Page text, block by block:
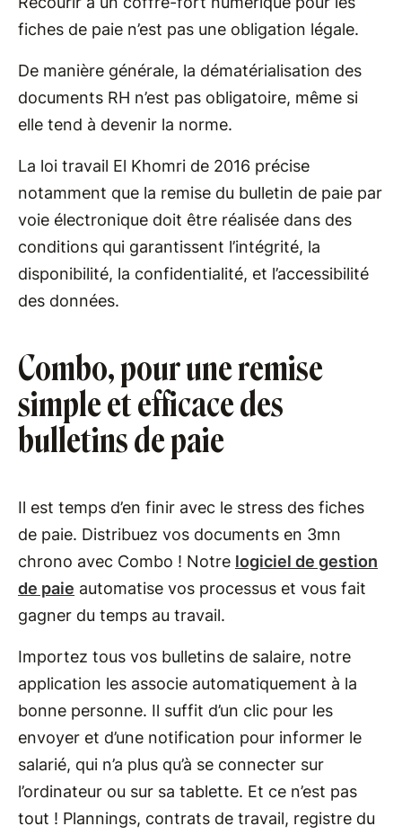
fiches de paie n’est pas une obligation légale.
De manière générale, la dématérialisation des
documents RH n’est pas obligatoire, même si
elle tend à devenir la norme.
La loi travail El Khomri de 2016 précise
notamment que la remise du bulletin de paie par
voie électronique doit être réalisée dans des
conditions qui garantissent l’intégrité, la
disponibilité, la confidentialité, et l’accessibilité
des données.
Combo, pour une remise
simple et efficace des
bulletins de paie
Il est temps d’en finir avec le stress des fiches
de paie. Distribuez vos documents en 3mn
chrono avec Combo ! Notre logiciel de gestion
de paie automatise vos processus et vous fait
gagner du temps au travail.
Importez tous vos bulletins de salaire, notre
application les associe automatiquement à la
bonne personne. Il suffit d’un clic pour les
envoyer et d’une notification pour informer le
salarié, qui n’a plus qu’à se connecter sur
l’ordinateur ou sur sa tablette. Et ce n’est pas
tout ! Plannings, contrats de travail, registre du